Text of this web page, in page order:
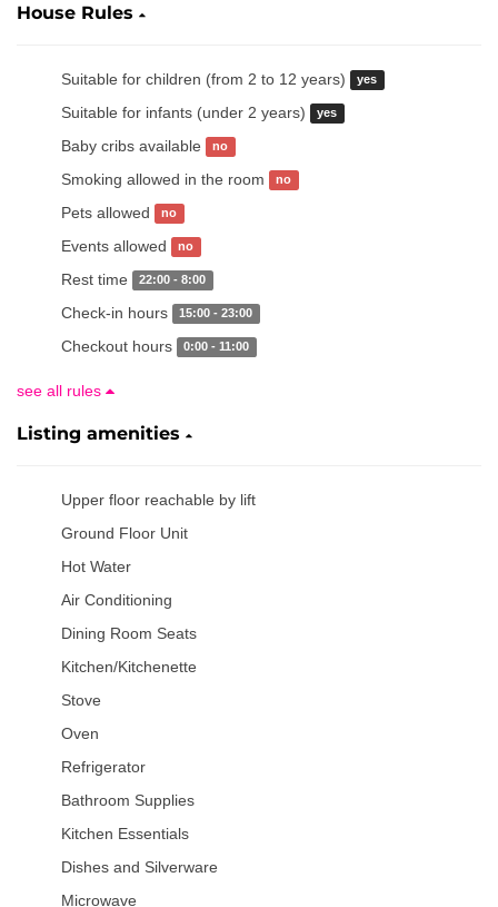
House Rules
Suitable for children (from 2 to 12 years) yes
Suitable for infants (under 2 years) yes
Baby cribs available no
Smoking allowed in the room no
Pets allowed no
Events allowed no
Rest time 22:00 - 8:00
Check-in hours 15:00 - 23:00
Checkout hours 0:00 - 11:00
see all rules
Listing amenities
Upper floor reachable by lift
Ground Floor Unit
Hot Water
Air Conditioning
Dining Room Seats
Kitchen/Kitchenette
Stove
Oven
Refrigerator
Bathroom Supplies
Kitchen Essentials
Dishes and Silverware
Microwave